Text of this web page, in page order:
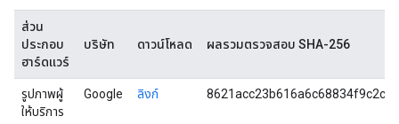
ส่วน
ประกอบ
ฮาร์ดแวร์
บริษัท ดาวน์โหลด ผลรวมตรวจสอบ SHA-256
รูปภาพผู้
ให้บริการ
Google ลิงก์